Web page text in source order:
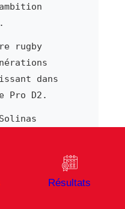
rugby
dans
Pro D2.
afin de
Résultats